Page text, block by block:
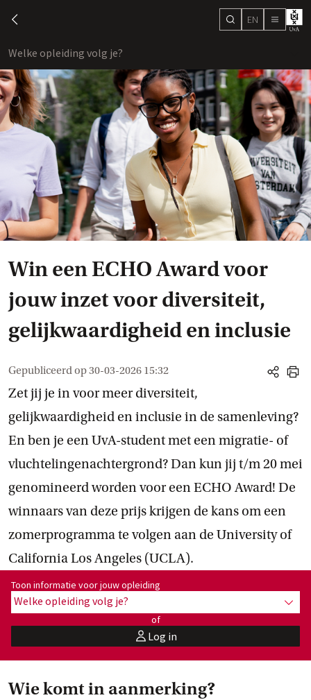
chevron-left search
EN menu
Welke opleiding volg je?
Win een ECHO Award voor
jouw inzet voor diversiteit,
gelijkwaardigheid en inclusie
Gepubliceerd op30-03-2026 15:32
share
print
Zet jij je in voor meer diversiteit,
gelijkwaardigheid en inclusie in de samenleving?
En ben je een UvA-student met een migratie- of
vluchtelingenachtergrond? Dan kun jij t/m 20 mei
genomineerd worden voor een ECHO Award! De
winnaars van deze prijs krijgen de kans om een
zomerprogramma te volgen aan de University of
California Los Angeles (UCLA).
Toon informatie voor opleiding:
Toon informatie voor jouw opleiding
Welke opleiding volg je? toon
of
userLog in
Wie komt in aanmerking?